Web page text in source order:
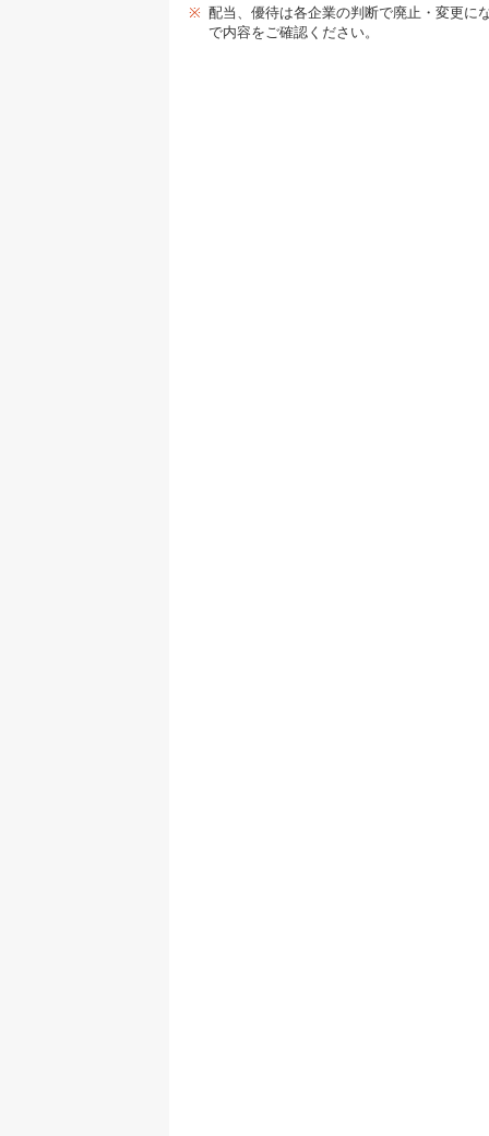
※ 配当、優待は各企業の判断で廃止・変更に
で内容をご確認ください。